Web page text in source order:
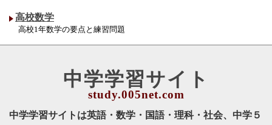
高校数学
高校1年数学の要点と練習問題
中学学習サイト
中学学習サイトは英語・数学・国語・理科・社会、中学５